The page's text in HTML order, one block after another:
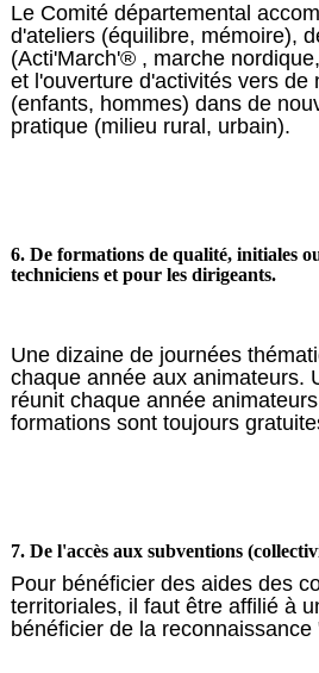
Le Comité départemental
d'ateliers (équilibre, mémoire),
(Acti'March'® , marche
et l'ouverture d'activités vers de
(enfants, hommes) dans de
pratique (milieu rural, urbain).
6. De formations de qualité, initiales
techniciens et pour les dirigeants.
Une dizaine de journées
chaque année aux animateurs.
réunit chaque année
formations sont toujours
7. De l'accès aux subventions
Pour bénéficier des aides des
territoriales, il faut être affilié à
bénéficier de la